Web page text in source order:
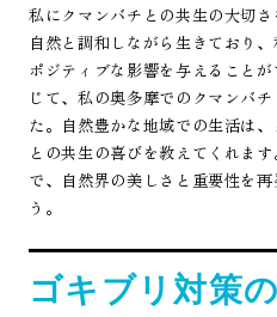
私にクマンバチとの共生の大切
自然と調和しながら生きており
ポジティブな影響を与えること
じて、私の奥多摩でのクマンバ
た。自然豊かな地域での生活は
との共生の喜びを教えてくれま
で、自然界の美しさと重要性を
う。
ゴキブリ対策